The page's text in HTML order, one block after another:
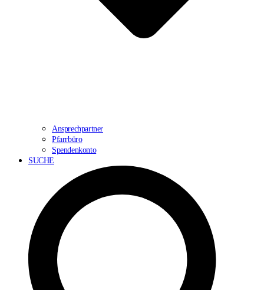
Ansprechpartner
Pfarrbüro
Spendenkonto
SUCHE